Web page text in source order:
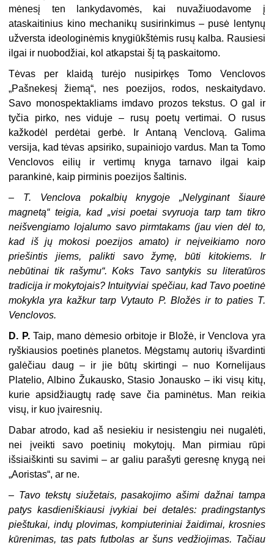
mėnesį ten lankydavomės, kai nuvažiuodavome į
ataskaitinius kino mechanikų susirinkimus – pusė lentynų
užversta ideologinėmis knygiūkštėmis rusų kalba. Rausiesi
ilgai ir nuobodžiai, kol atkapstai šį tą paskaitomo.
Tėvas per klaidą turėjo nusipirkęs Tomo Venclovos
„Pašnekesį žiemą“, nes poezijos, rodos, neskaitydavo.
Savo monospektakliams imdavo prozos tekstus. O gal ir
tyčia pirko, nes viduje – rusų poetų vertimai. O rusus
kažkodėl perdėtai gerbė. Ir Antaną Venclovą. Galima
versija, kad tėvas apsiriko, supainiojo vardus. Man ta Tomo
Venclovos eilių ir vertimų knyga tarnavo ilgai kaip
parankinė, kaip pirminis poezijos šaltinis.
– T. Venclova pokalbių knygoje „Nelyginant šiaurė
magnetą“ teigia, kad „visi poetai svyruoja tarp tam tikro
neišvengiamo lojalumo savo pirmtakams (jau vien dėl to,
kad iš jų mokosi poezijos amato) ir neįveikiamo noro
priešintis jiems, palikti savo žymę, būti kitokiems. Ir
nebūtinai tik rašymu“. Koks Tavo santykis su literatūros
tradicija ir mokytojais? Intuityviai spėčiau, kad Tavo poetinė
mokykla yra kažkur tarp Vytauto P. Bložės ir to paties T.
Venclovos.
D. P. Taip, mano dėmesio orbitoje ir Bložė, ir Venclova yra
ryškiausios poetinės planetos. Mėgstamų autorių išvardinti
galėčiau daug – ir jie būtų skirtingi – nuo Kornelijaus
Platelio, Albino Žukausko, Stasio Jonausko – iki visų kitų,
kurie apsidžiaugtų radę save čia paminėtus. Man reikia
visų, ir kuo įvairesnių.
Dabar atrodo, kad aš nesiekiu ir nesistengiu nei nugalėti,
nei įveikti savo poetinių mokytojų. Man pirmiau rūpi
išsiaiškinti su savimi – ar galiu parašyti geresnę knygą nei
„Aoristas“, ar ne.
– Tavo tekstų siužetais, pasakojimo ašimi dažnai tampa
patys kasdieniškiausi įvykiai bei detalės: pradingstantys
pieštukai, indų plovimas, kompiuteriniai žaidimai, krosnies
kūrenimas, tas pats futbolas ar šuns vedžiojimas. Tačiau